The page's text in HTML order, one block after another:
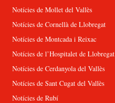
Notícies de Mollet del Vallès
Notícies de Cornellà de Llobregat
Notícies de Montcada i Reixac
Notícies de l’Hospitalet de Llobregat
Notícies de Cerdanyola del Vallès
Notícies de Sant Cugat del Vallès
Notícies de Rubí